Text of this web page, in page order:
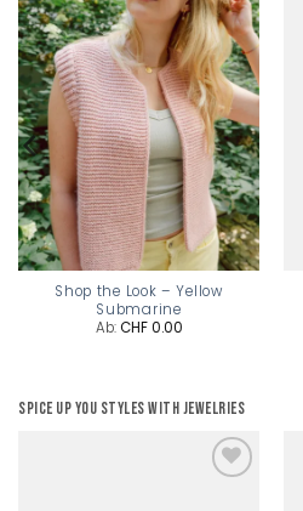
Add to
wishlist
Shop the Look – Yellow
Submarine
Ab:CHF0.00
Spice up you styles with jewelries